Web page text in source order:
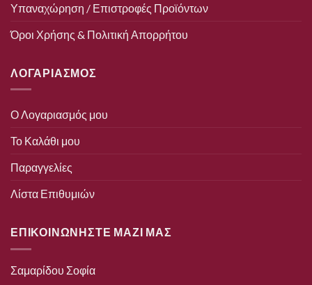
Υπαναχώρηση / Επιστροφές Προϊόντων
Όροι Χρήσης & Πολιτική Απορρήτου
ΛΟΓΑΡΙΑΣΜΟΣ
Ο Λογαριασμός μου
Το Καλάθι μου
Παραγγελίες
Λίστα Επιθυμιών
ΕΠΙΚΟΙΝΩΝΗΣΤΕ ΜΑΖΙ ΜΑΣ
Σαμαρίδου Σοφία